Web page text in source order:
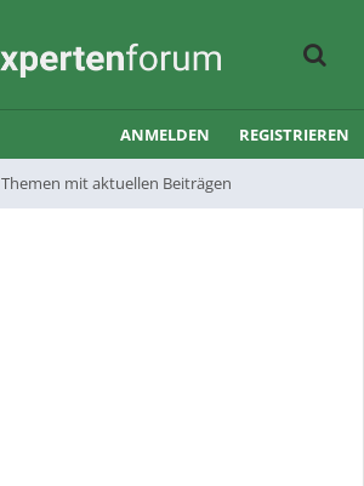
Themen mit aktuellen Beiträgen
ANMELDEN REGISTRIEREN